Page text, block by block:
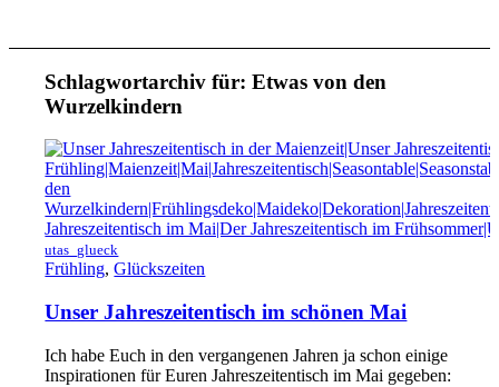
Schlagwortarchiv für:Etwas von den
Wurzelkindern
utas_glueck
Frühling,Glückszeiten
Unser Jahreszeitentisch im schönen Mai
Ich habe Euch in den vergangenen Jahren ja schon einige
Inspirationen für Euren Jahreszeitentisch im Mai gegeben: